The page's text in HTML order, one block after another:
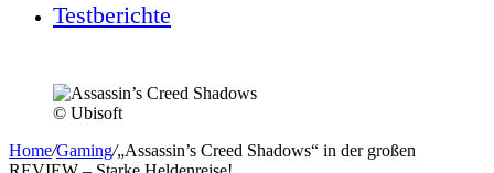
Testberichte
© Ubisoft
Home/Gaming/„Assassin’s Creed Shadows“ in der großen